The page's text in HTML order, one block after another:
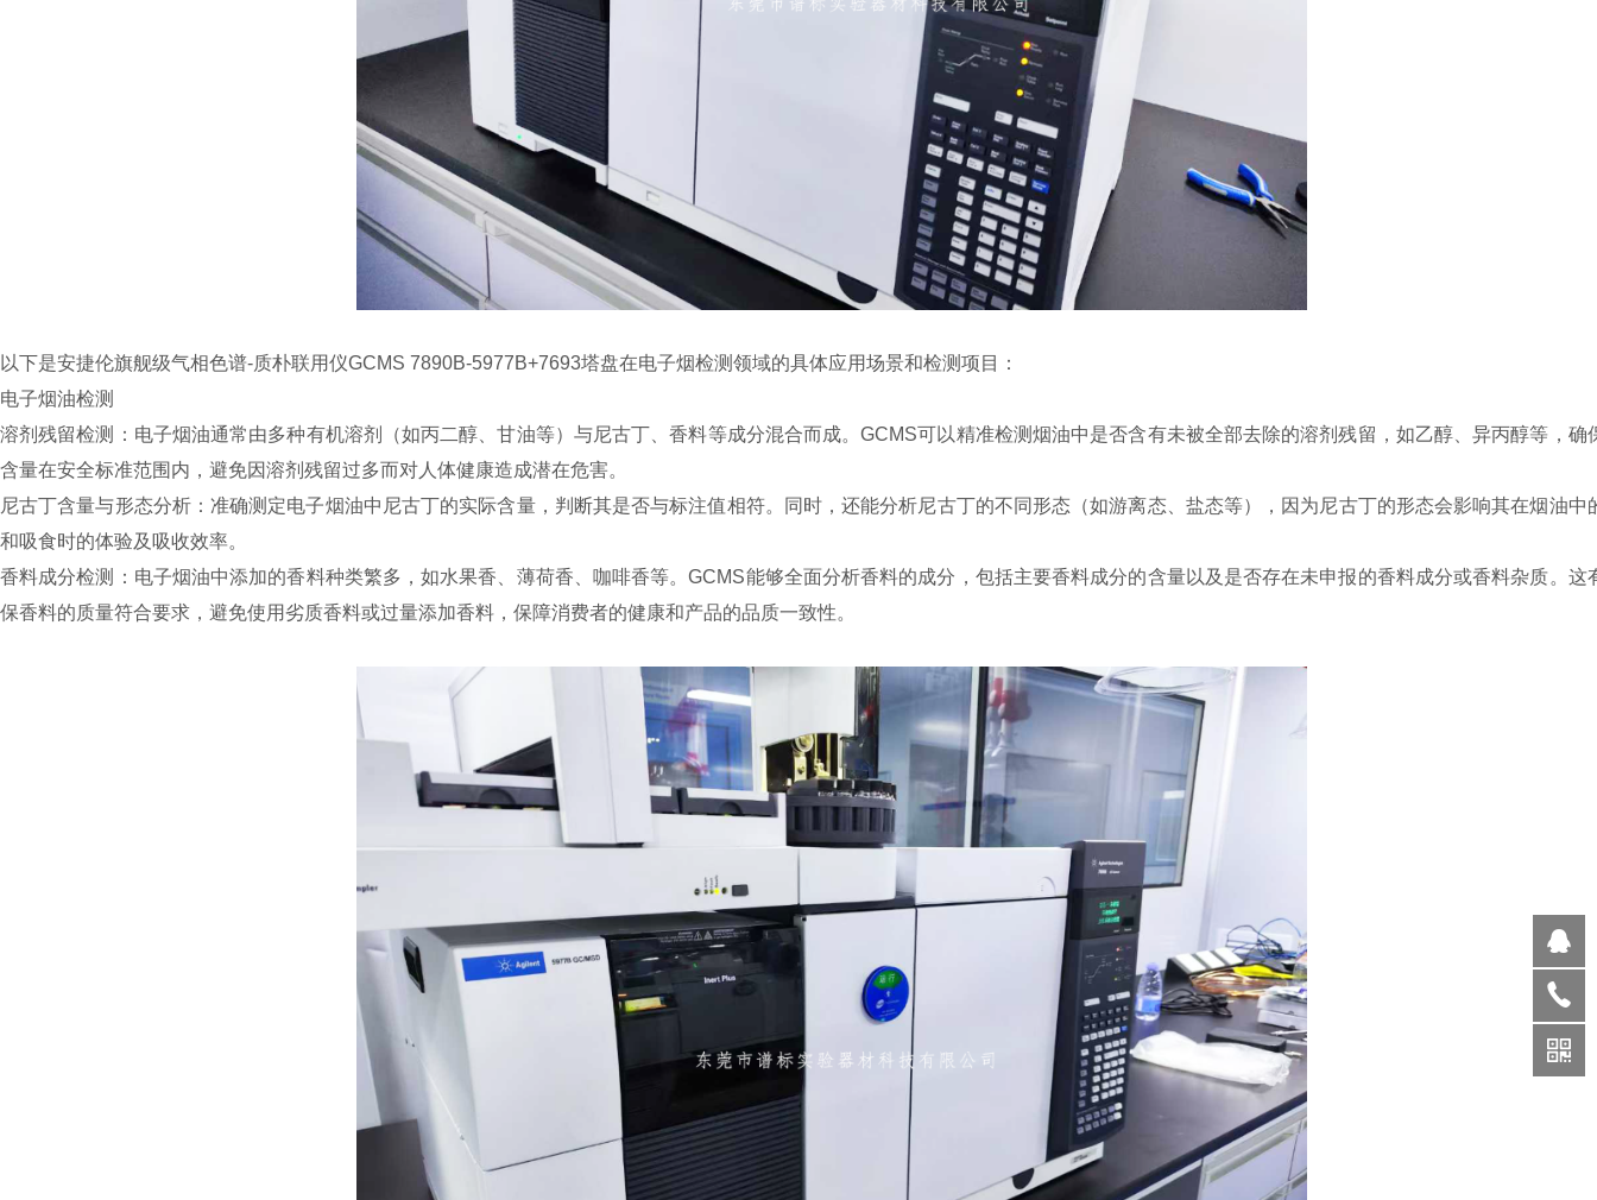
以下是安捷伦旗舰级气相色谱-质朴联用仪GCMS 7890B-5977B+7693塔盘在电子烟检测领域的具体应用场景和检测项目：
电子烟油检测
溶剂残留检测：电子烟油通常由多种有机溶剂（如丙二醇、甘油等）与尼古丁、香料等成分混合而成。GCMS可以精准检测烟油中是否含有未被全部去除的溶剂残留，如乙醇、异丙醇等，确
含量在安全标准范围内，避免因溶剂残留过多而对人体健康造成潜在危害。
尼古丁含量与形态分析：准确测定电子烟油中尼古丁的实际含量，判断其是否与标注值相符。同时，还能分析尼古丁的不同形态（如游离态、盐态等），因为尼古丁的形态会影响其在烟油中
和吸食时的体验及吸收效率。
香料成分检测：电子烟油中添加的香料种类繁多，如水果香、薄荷香、咖啡香等。GCMS能够全面分析香料的成分，包括主要香料成分的含量以及是否存在未申报的香料成分或香料杂质。这
保香料的质量符合要求，避免使用劣质香料或过量添加香料，保障消费者的健康和产品的品质一致性。